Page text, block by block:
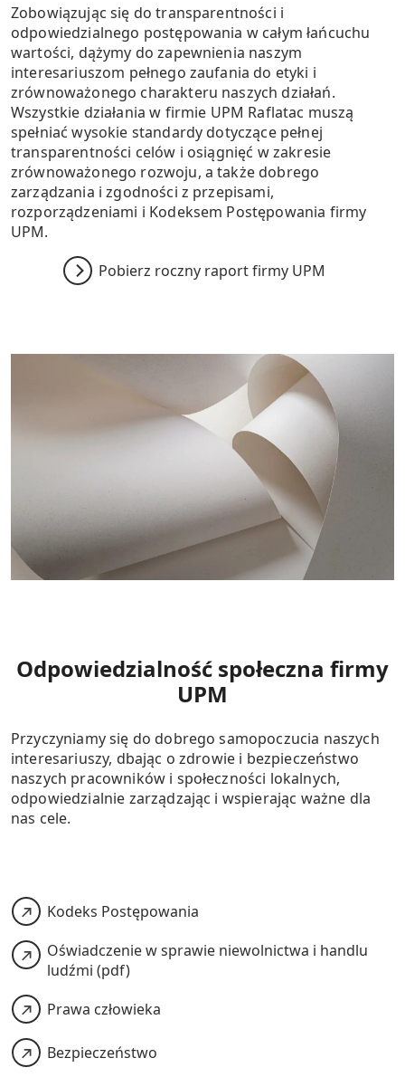
Zobowiązując się do transparentności i
odpowiedzialnego postępowania w całym łańcuchu
wartości, dążymy do zapewnienia naszym
interesariuszom pełnego zaufania do etyki i
zrównoważonego charakteru naszych działań.
Wszystkie działania w firmie UPM Raflatac muszą
spełniać wysokie standardy dotyczące pełnej
transparentności celów i osiągnięć w zakresie
zrównoważonego rozwoju, a także dobrego
zarządzania i zgodności z przepisami,
rozporządzeniami i Kodeksem Postępowania firmy
UPM.
Pobierz roczny raport firmy UPM
Odpowiedzialność społeczna firmy
UPM
Przyczyniamy się do dobrego samopoczucia naszych
interesariuszy, dbając o zdrowie i bezpieczeństwo
naszych pracowników i społeczności lokalnych,
odpowiedzialnie zarządzając i wspierając ważne dla
nas cele.
Kodeks Postępowania
Oświadczenie w sprawie niewolnictwa i handlu
ludźmi (pdf)
Prawa człowieka
Bezpieczeństwo